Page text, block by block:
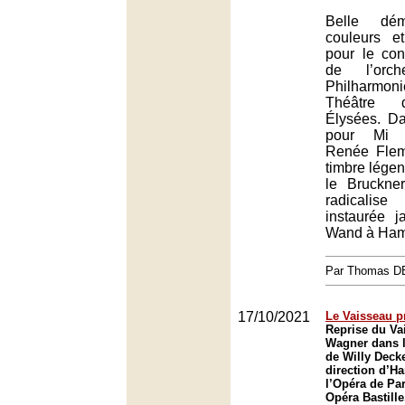
Belle
couleurs
pour le
de
Théâtre
Élysées.
pour Mi
Renée
timbre
le
instaurée
Wand à
Par Thomas
17/10/2021
Le Vaisseau
Reprise du
Wagner dans
de Willy
direction
l’Opéra de
Opéra